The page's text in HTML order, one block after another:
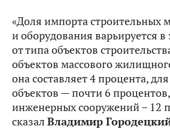
«Доля импорта строительных
и оборудования варьируется
от типа объектов
объектов массового
она составляет 4 процента,
объектов — почти 6
инженерных сооружений – 12
сказал Владимир